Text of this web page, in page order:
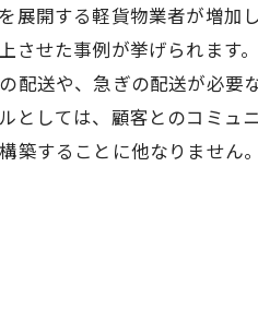
展開する軽貨物業者が増加
させた事例が挙げられます
送や、急ぎの配送が必要な
としては、顧客とのコミュ
築することに他なりません